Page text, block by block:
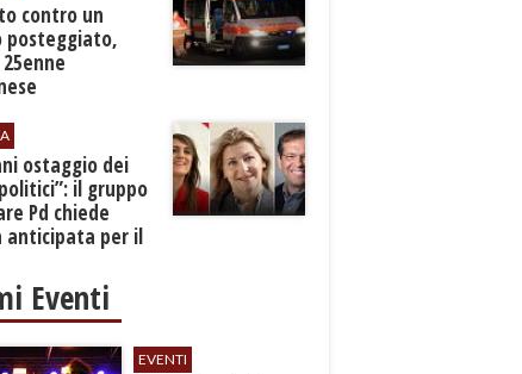
contro un
posteggiato,
ostaggio dei
il gruppo
Pd chiede
anticipata per il
Eventi
EVENTI